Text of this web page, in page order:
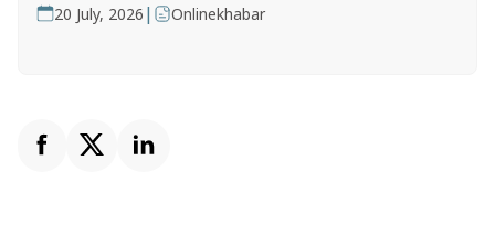
20 July, 2026 | Onlinekhabar